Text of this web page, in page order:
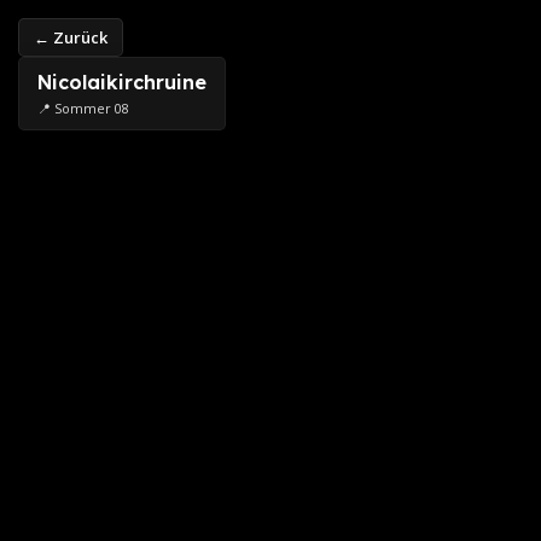
← Zurück
Nicolaikirchruine
📍 Sommer 08